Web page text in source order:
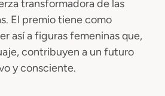
transformadora de las
El premio tiene como
así a figuras femeninas que,
contribuyen a un futuro
y consciente.